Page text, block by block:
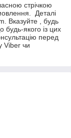
стрічкою
Деталі
Вказуйте , будь
якого із цих
перед
Viber чи